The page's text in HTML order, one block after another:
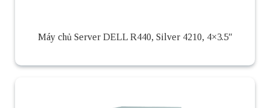
Máy chủ Server DELL R440, Silver 4210, 4×3.5″